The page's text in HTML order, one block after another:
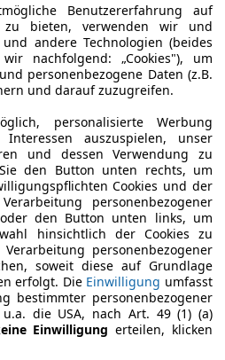
(2015/10 - 2018/12)▼
Benutzererfahrung auf
zu bieten, verwenden wir und
andere Technologien (beides
nachfolgend: „Cookies"), um
personenbezogene Daten (z.B.
und darauf zuzugreifen.
personalisierte Werbung
auszuspielen, unser
und dessen Verwendung zu
den Button unten rechts, um
Cookies und der
personenbezogener
den Button unten links, um
hinsichtlich der Cookies zu
personenbezogener
soweit diese auf Grundlage
erfolgt. Die Einwilligung umfasst
bestimmter personenbezogener
die USA, nach Art. 49 (1) (a)
Einwilligung erteilen, klicken